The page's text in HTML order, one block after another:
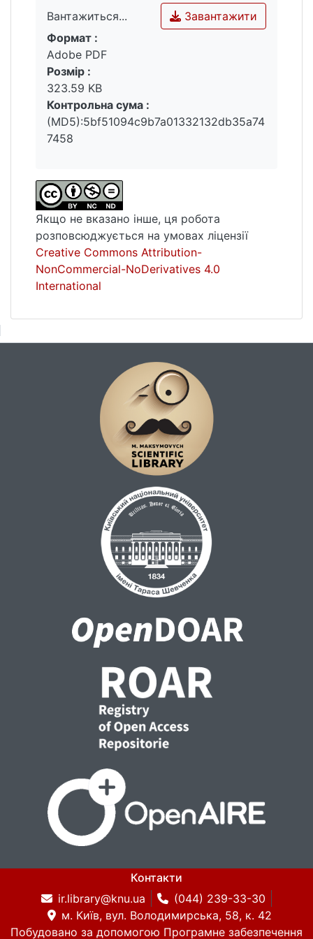
засобами в межах окремих
методологічних підходів, а також питань
вироблення критеріїв раціональності
юридичних наук.
Ключові слова: основи науки, метод,
методологія юридичних досліджень,
радянська юридична наука, сучасна
юридична наука, періодизація досліджень
Вантажиться...
Вантажиться...
Завантажити
Формат :
Adobe PDF
Розмір :
323.59 KB
Контрольна сума :
(MD5):5bf51094c9b7a01332132db35a74
7458
Якщо не вказано інше, ця робота
розповсюджується на умовах ліцензії
Creative Commons Attribution-
NonCommercial-NoDerivatives 4.0
International
Контакти
ir.library@knu.ua
(044) 239-33-30
м. Київ, вул. Володимирська, 58, к. 42
Побудовано за допомогою Програмне забезпечення